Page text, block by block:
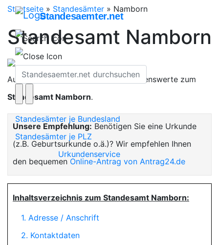
Standesaemter.net
Standesämter je Bundesland
Standesämter je PLZ
Urkundenservice
Startseite » Standesämter » Namborn
Standesamt Namborn
Auf dieser Seite finden Sie alles Wissenswerte zum
Standesamt Namborn.
Unsere Empfehlung: Benötigen Sie eine Urkunde
(z.B. Geburtsurkunde o.ä.)? Wir empfehlen Ihnen
den bequemen Online-Antrag von Antrag24.de
Inhaltsverzeichnis zum Standesamt Namborn:
1. Adresse / Anschrift
2. Kontaktdaten